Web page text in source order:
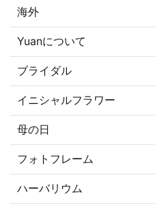
海外
Yuanについて
ブライダル
イニシャルフラワー
母の日
フォトフレーム
ハーバリウム